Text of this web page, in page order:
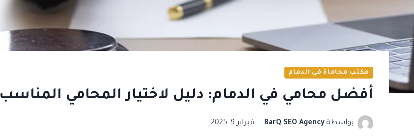
مكتب محاماة في الدمام
أفضل محامي في الدمام: دليل لاختيار المحامي المناسب
بواسطة BarQ SEO Agency فبراير 9, 2025